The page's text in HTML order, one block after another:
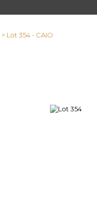
> Lot 354 - CAIO